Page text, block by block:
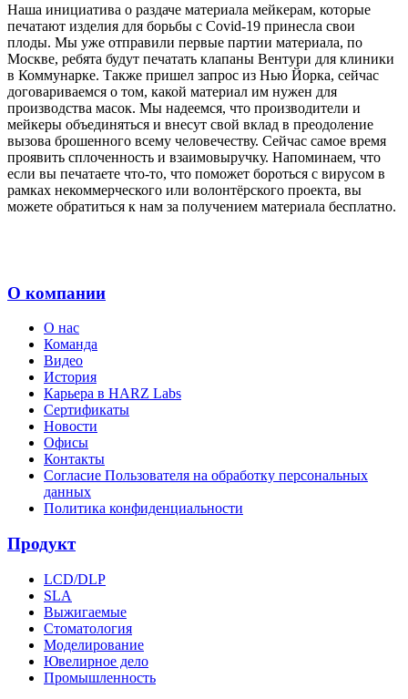
Наша инициатива о раздаче материала мейкерам, которые
печатают изделия для борьбы с Covid-19 принесла свои
плоды. Мы уже отправили первые партии материала, по
Москве, ребята будут печатать клапаны Вентури для клиники
в Коммунарке. Также пришел запрос из Нью Йорка, сейчас
договариваемся о том, какой материал им нужен для
производства масок. Мы надеемся, что производители и
мейкеры объединяться и внесут свой вклад в преодоление
вызова брошенного всему человечеству. Сейчас самое время
проявить сплоченность и взаимовыручку. Напоминаем, что
если вы печатаете что-то, что поможет бороться с вирусом в
рамках некоммерческого или волонтёрского проекта, вы
можете обратиться к нам за получением материала бесплатно.
О компании
О нас
Команда
Видео
История
Карьера в HARZ Labs
Сертификаты
Новости
Офисы
Контакты
Согласие Пользователя на обработку персональных
данных
Политика конфиденциальности
Продукт
LCD/DLP
SLA
Выжигаемые
Стоматология
Моделирование
Ювелирное дело
Промышленность